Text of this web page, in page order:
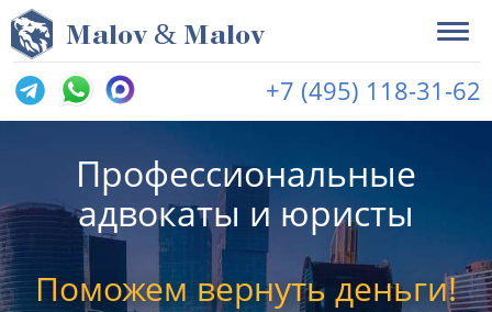
Malov & Malov
+7 (495) 118-31-62
Профессиональные
адвокаты и юристы
Поможем вернуть деньги!